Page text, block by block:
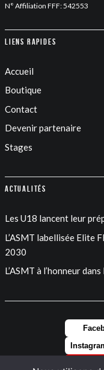
N° Affiliation FFF: 542553
Liens rapides
Accueil
Boutique
Contact
Devenir partenaire
Stages
Actualités
Les U18 lancent leur
L’ASMT labellisée Elite
2030
L’ASMT à l’honneur